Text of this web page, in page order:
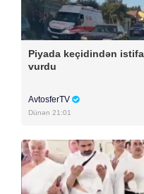
Piyada keçidindən
vurdu
AvtosferTV
Dünən 21:01